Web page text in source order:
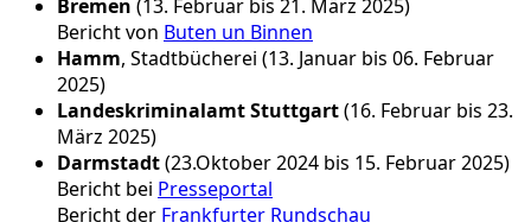
Bremen (13. Februar bis 21. März 2025)
Bericht von Buten un Binnen
Hamm, Stadtbücherei (13. Januar bis 06. Februar
2025)
Landeskriminalamt Stuttgart(16. Februar bis 23.
März 2025)
Darmstadt(23.Oktober 2024 bis 15. Februar 2025)
Bericht bei Presseportal
Bericht der Frankfurter Rundschau